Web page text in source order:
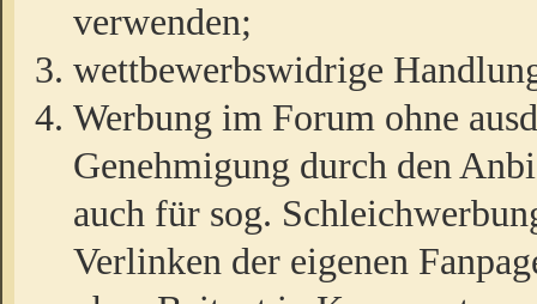
verwenden;
wettbewerbswidrige
Werbung im Forum ohne
Genehmigung durch den
auch für sog.
Verlinken der eigenen